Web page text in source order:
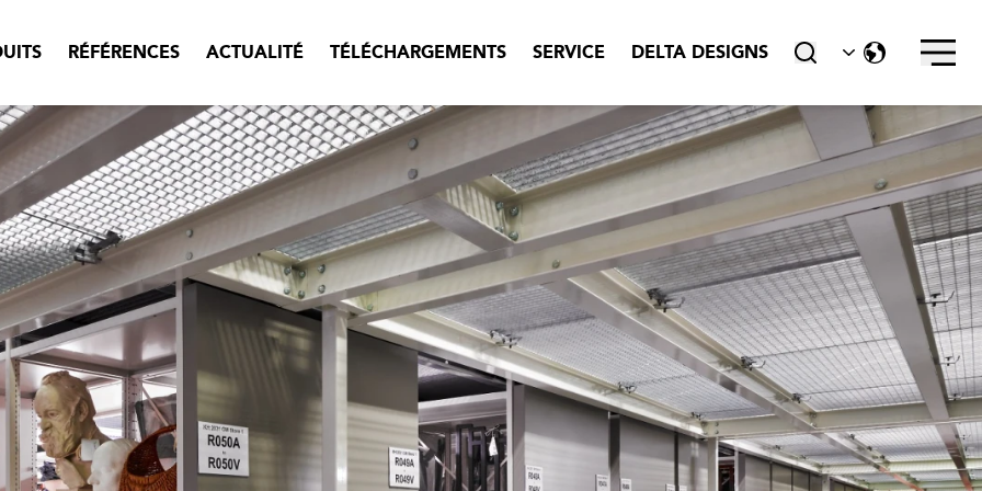
RÉFÉRENCES ACTUALITÉ TÉLÉCHARGEMENTS SERVICE DELTA DESIGNS close